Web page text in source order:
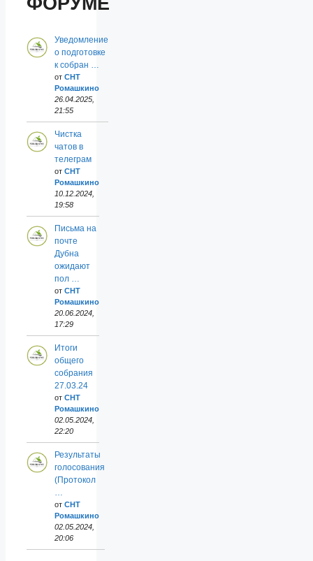
Уведомление
о подготовке
к собран …
от СНТ
Ромашкино
26.04.2025,
21:55
Чистка
чатов в
телеграм
от СНТ
Ромашкино
10.12.2024,
19:58
Письма на
почте
Дубна
ожидают
пол …
от СНТ
Ромашкино
20.06.2024,
17:29
Итоги
общего
собрания
27.03.24
от СНТ
Ромашкино
02.05.2024,
22:20
Результаты
голосования
(Протокол
…
от СНТ
Ромашкино
02.05.2024,
20:06